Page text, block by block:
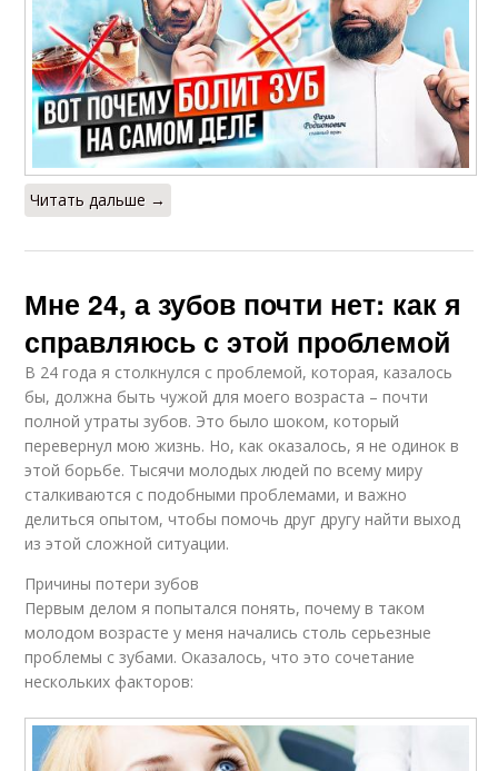
Читать дальше →
Мне 24, а зубов почти нет: как я
справляюсь с этой проблемой
В 24 года я столкнулся с проблемой, которая, казалось
бы, должна быть чужой для моего возраста – почти
полной утраты зубов. Это было шоком, который
перевернул мою жизнь. Но, как оказалось, я не одинок в
этой борьбе. Тысячи молодых людей по всему миру
сталкиваются с подобными проблемами, и важно
делиться опытом, чтобы помочь друг другу найти выход
из этой сложной ситуации.
Причины потери зубов
Первым делом я попытался понять, почему в таком
молодом возрасте у меня начались столь серьезные
проблемы с зубами. Оказалось, что это сочетание
нескольких факторов: